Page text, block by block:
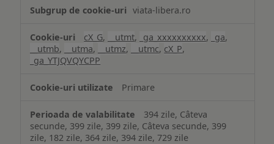
viata-libera.ro
cX_G, __utmt, _ga_xxxxxxxxxx, _ga,
__utmb, __utma, __utmz, __utmc, cX_P,
_ga_YTJQVQYCPP
Primare
394 zile, Câteva
secunde, 399 zile, 399 zile, Câteva secunde, 399
zile, 182 zile, 364 zile, 394 zile, 729 zile